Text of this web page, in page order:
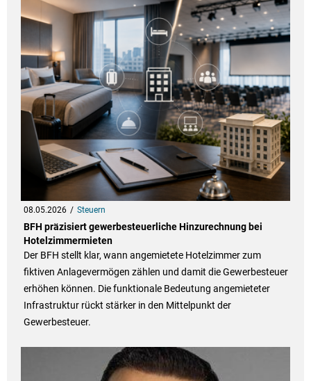
08.05.2026 Steuern
BFH präzisiert gewerbesteuerliche Hinzurechnung bei
Hotelzimmermieten
Der BFH stellt klar, wann angemietete Hotelzimmer zum
fiktiven Anlagevermögen zählen und damit die Gewerbesteuer
erhöhen können. Die funktionale Bedeutung angemieteter
Infrastruktur rückt stärker in den Mittelpunkt der
Gewerbesteuer.